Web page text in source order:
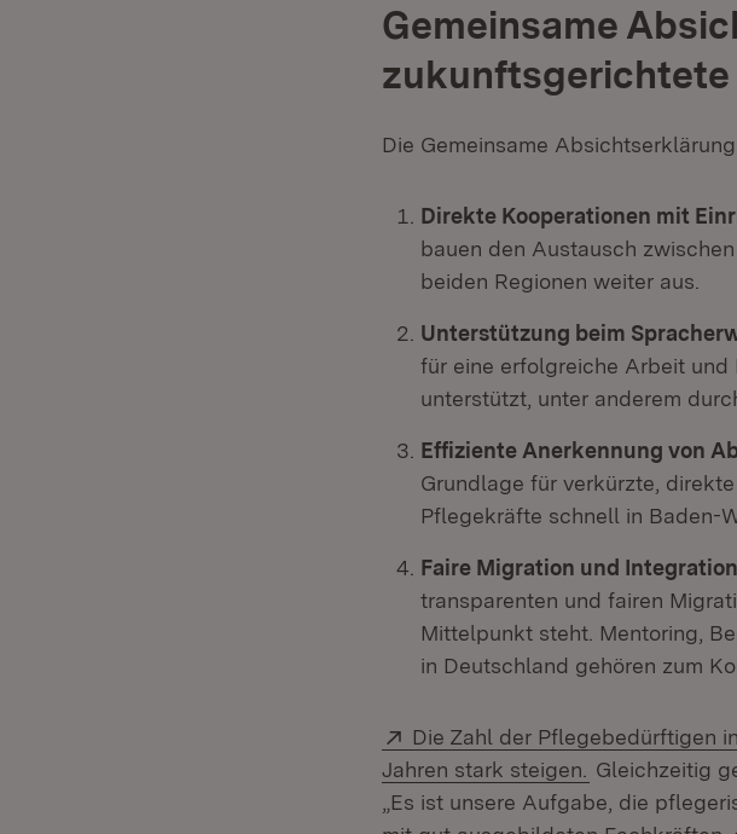
Gemeinsame
Die Gemeinsame
Direkte Kooperationen mit
bauen den Austausch
beiden Regionen weiter aus.
Unterstützung beim
für eine erfolgreiche Arbeit
unterstützt, unter anderem
Effiziente Anerkennung von
Grundlage für verkürzte,
Pflegekräfte schnell in Baden-
Faire Migration und
transparenten und fairen
Mittelpunkt steht. Mentoring,
in Deutschland gehören zum
Extern:
Die Zahl der Pflegebedürftigen
Jahren stark steigen.
(Öffnet in
Gleichzeitig
„Es ist unsere Aufgabe, die